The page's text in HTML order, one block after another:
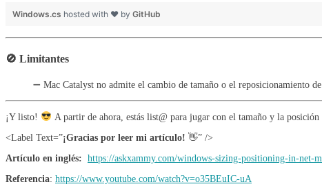
Windows.cs hosted with ❤ by GitHub
🚫 Limitantes
➖ Mac Catalyst no admite el cambio de tamaño o el reposicionamiento de
¡Y listo!
A partir de ahora, estás list@ para jugar con el tamaño y la
<Label Text=”¡Gracias por leer mi artículo! 👋” />
Artículo en inglés: https://askxammy.com/windows-sizing-positioning-in-net-
Referencia: https://www.youtube.com/watch?v=o35BEuIC-uA